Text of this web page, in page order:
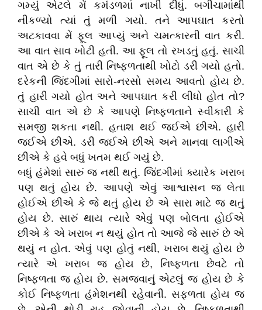
ગમ્યું એટલે મેં કમંડળમાં નાખી દીધું. બગીચામાંથી
નીકળ્યો ત્યાં તું મળી ગયો. તને આપઘાત કરતો
અટકાવવા મેં ફૂલ આપ્યું અને ચમત્કારની વાત કરી.
આ વાત સાવ ખોટી હતી. આ ફૂલ તો રખડતું હતું. સાચી
વાત એ છે કે તું તારી નિષ્ફળતાથી ખોટો ડરી ગયો હતો.
દરેકની જિંદગીમાં સારો-નરસો સમય આવતો હોય છે.
તું હારી ગયો હોત અને આપઘાત કરી લીધો હોત તો?
સાચી વાત એ છે કે આપણે નિષ્ફળતાને સ્વીકારી કે
સમજી શકતા નથી. હતાશ થઈ જઈએ છીએ. હારી
જઈએ છીએ. ડરી જઈએ છીએ અને માનવા લાગીએ
છીએ કે હવે બધું ખતમ થઈ ગયું છે.
બધું હંમેશાં સારું જ નથી થતું. જિંદગીમાં ક્યારેક ખરાબ
પણ થતું હોય છે. આપણે એવું આશ્વાસન જ લેતા
હોઈએ છીએ કે જે થતું હોય છે એ સારા માટે જ થતું
હોય છે. સારું થાય ત્યારે એવું પણ બોલતા હોઈએ
છીએ કે એ ખરાબ ન થયું હોત તો આજે જે સારું છે એ
થયું ન હોત. એવું પણ હોતું નથી, ખરાબ થયું હોય છે
ત્યારે એ ખરાબ જ હોય છે, નિષ્ફળતા છેવટે તો
નિષ્ફળતા જ હોય છે. સમજવાનું એટલું જ હોય છે કે
કોઈ નિષ્ફળતા હંમેશનથી રહેવાની. સફળતા હોય જ